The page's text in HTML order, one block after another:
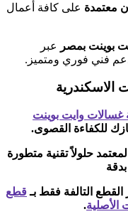
معتمدة على كافة أعمال
بوينت بمصر
عبر
فني فوري ومتميز.
الاسكندرية
غسالات وايت بوينت
للكفاءة القصوى.
حلولاً تقنية متطورة
التالفة فقط بـقطع
الأصلية.